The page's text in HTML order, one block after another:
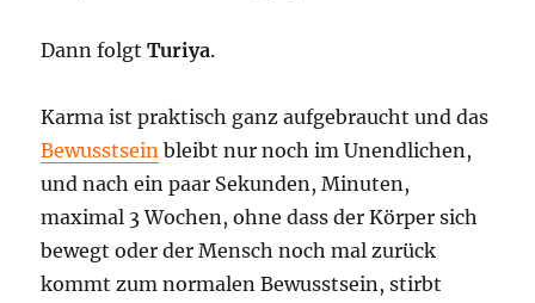
Dann folgtTuriya.
Karma ist praktisch ganz aufgebraucht und das
Bewusstsein bleibt nur noch im Unendlichen,
und nach ein paar Sekunden, Minuten,
maximal 3 Wochen, ohne dass der Körper sich
bewegt oder der Mensch noch mal zurück
kommt zum normalen Bewusstsein, stirbt